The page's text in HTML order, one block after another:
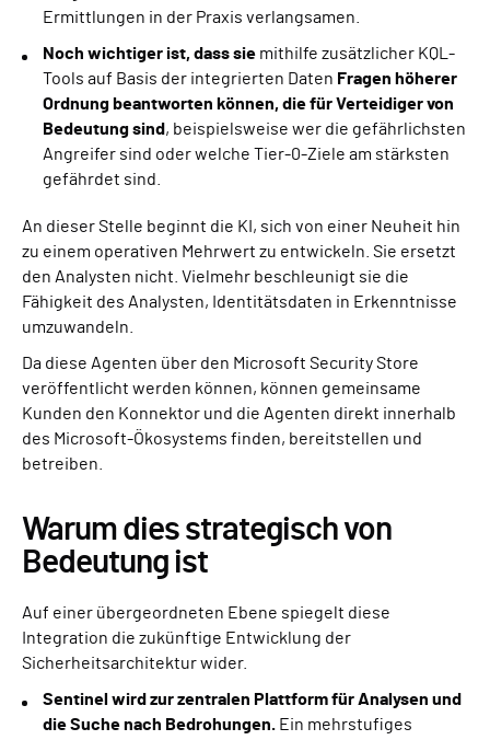
Ermittlungen in der Praxis verlangsamen.
Noch wichtiger ist, dass sie mithilfe zusätzlicher KQL-
Tools auf Basis der integrierten Daten Fragen höherer
Ordnung beantworten können, die für Verteidiger von
Bedeutung sind , beispielsweise wer die gefährlichsten
Angreifer sind oder welche Tier-0-Ziele am stärksten
gefährdet sind.
An dieser Stelle beginnt die KI, sich von einer Neuheit hin
zu einem operativen Mehrwert zu entwickeln. Sie ersetzt
den Analysten nicht. Vielmehr beschleunigt sie die
Fähigkeit des Analysten, Identitätsdaten in Erkenntnisse
umzuwandeln.
Da diese Agenten über den Microsoft Security Store
veröffentlicht werden können, können gemeinsame
Kunden den Konnektor und die Agenten direkt innerhalb
des Microsoft-Ökosystems finden, bereitstellen und
betreiben.
Warum dies strategisch von
Bedeutung ist
Auf einer übergeordneten Ebene spiegelt diese
Integration die zukünftige Entwicklung der
Sicherheitsarchitektur wider.
Sentinel wird zur zentralen Plattform für Analysen und
die Suche nach Bedrohungen. Ein mehrstufiges